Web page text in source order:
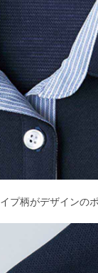
プ柄がデザインの